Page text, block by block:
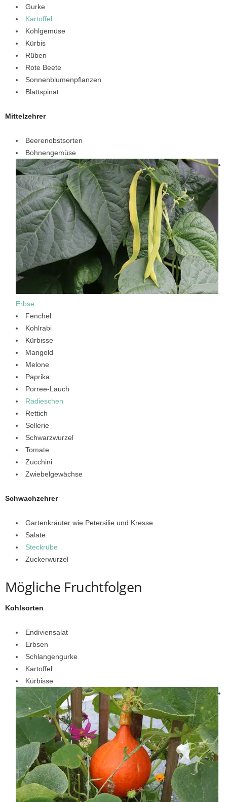
Gurke
Kartoffel
Kohlgemüse
Kürbis
Rüben
Rote Beete
Sonnenblumenpflanzen
Blattspinat
Mittelzehrer
Beerenobstsorten
Bohnengemüse
Erbse
Fenchel
Kohlrabi
Kürbisse
Mangold
Melone
Paprika
Porree-Lauch
Radieschen
Rettich
Sellerie
Schwarzwurzel
Tomate
Zucchini
Zwiebelgewächse
Schwachzehrer
Gartenkräuter wie Petersilie und Kresse
Salate
Steckrübe
Zuckerwurzel
Mögliche Fruchtfolgen
Kohlsorten
Endiviensalat
Erbsen
Schlangengurke
Kartoffel
Kürbisse